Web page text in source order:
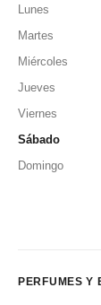
Lunes
Martes
Miércoles
Jueves
Viernes
Sábado
Domingo
PERFUMES Y